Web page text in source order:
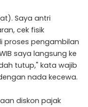
Saya antri
cek fisik
proses pengambilan
saya langsung ke
tutup," kata wajib
nada kecewa.
diskon pajak